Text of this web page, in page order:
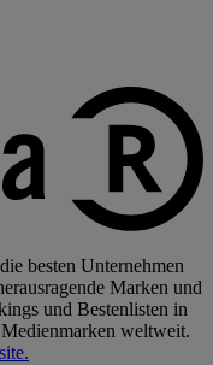
besten Unternehmen
Marken und
und Bestenlisten in
weltweit.